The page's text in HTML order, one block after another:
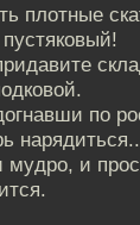
плотные
пo
мyдро, и